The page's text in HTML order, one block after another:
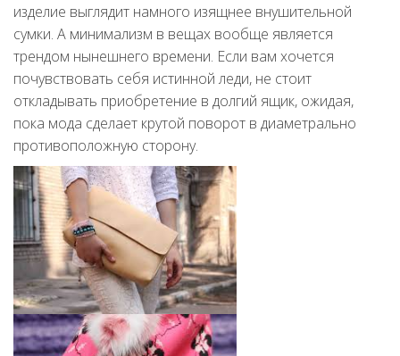
изделие выглядит намного изящнее внушительной
сумки. А минимализм в вещах вообще является
трендом нынешнего времени. Если вам хочется
почувствовать себя истинной леди, не стоит
откладывать приобретение в долгий ящик, ожидая,
пока мода сделает крутой поворот в диаметрально
противоположную сторону.